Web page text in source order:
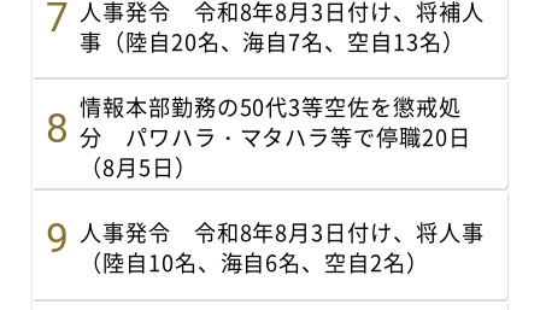
人事発令 令和8年8月3日付け、将補人
事（陸自20名、海自7名、空自13名）
情報本部勤務の50代3等空佐を懲戒処
分 パワハラ・マタハラ等で停職20日
（8月5日）
人事発令 令和8年8月3日付け、将人事
（陸自10名、海自6名、空自2名）